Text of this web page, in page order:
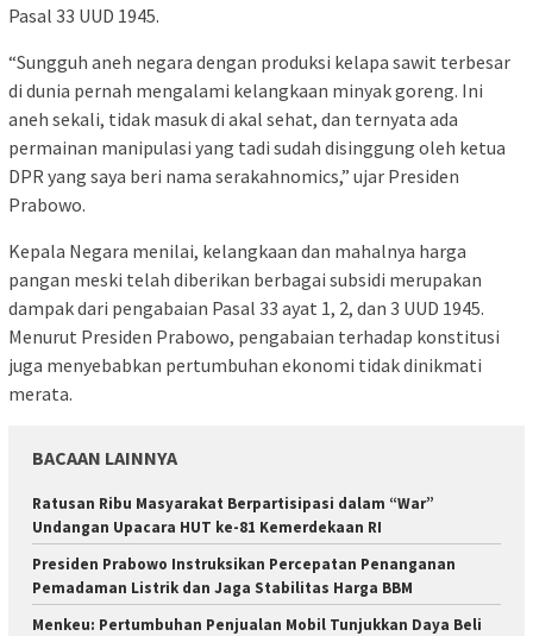
Pasal 33 UUD 1945.
“Sungguh aneh negara dengan produksi kelapa sawit terbesar
di dunia pernah mengalami kelangkaan minyak goreng. Ini
aneh sekali, tidak masuk di akal sehat, dan ternyata ada
permainan manipulasi yang tadi sudah disinggung oleh ketua
DPR yang saya beri nama serakahnomics,” ujar Presiden
Prabowo.
Kepala Negara menilai, kelangkaan dan mahalnya harga
pangan meski telah diberikan berbagai subsidi merupakan
dampak dari pengabaian Pasal 33 ayat 1, 2, dan 3 UUD 1945.
Menurut Presiden Prabowo, pengabaian terhadap konstitusi
juga menyebabkan pertumbuhan ekonomi tidak dinikmati
merata.
BACAAN LAINNYA
Ratusan Ribu Masyarakat Berpartisipasi dalam “War”
Undangan Upacara HUT ke-81 Kemerdekaan RI
Presiden Prabowo Instruksikan Percepatan Penanganan
Pemadaman Listrik dan Jaga Stabilitas Harga BBM
Menkeu: Pertumbuhan Penjualan Mobil Tunjukkan Daya Beli